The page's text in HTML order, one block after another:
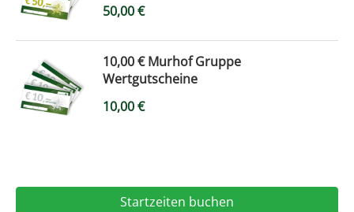
50,00€
10,00 € Murhof Gruppe
Wertgutscheine
10,00€
Startzeiten buchen